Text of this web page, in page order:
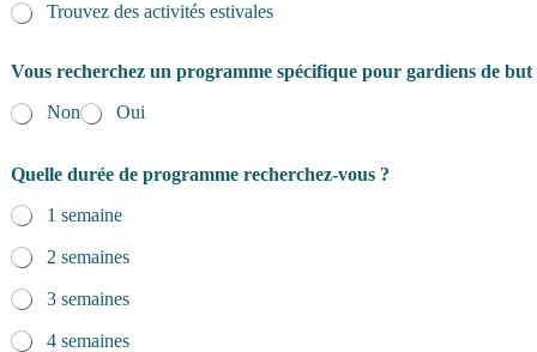
Trouvez des activités estivales
Vous recherchez un programme spécifique pour gardiens de but
Non
Oui
Quelle durée de programme recherchez-vous ?
1 semaine
2 semaines
3 semaines
4 semaines